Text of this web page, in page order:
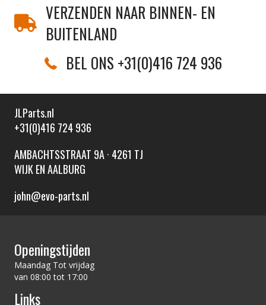
VERZENDEN NAAR BINNEN- EN
BUITENLAND
BEL ONS +31(0)416 724 936
JLParts.nl
+31(0)416 724 936
AMBACHTSSTRAAT 9A · 4261 TJ
WIJK EN AALBURG
john@evo-parts.nl
Openingstijden
Maandag Tot vrijdag
van 08:00 tot 17:00
Links